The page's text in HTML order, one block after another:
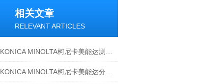
相关文章
RELEVANT ARTICLES